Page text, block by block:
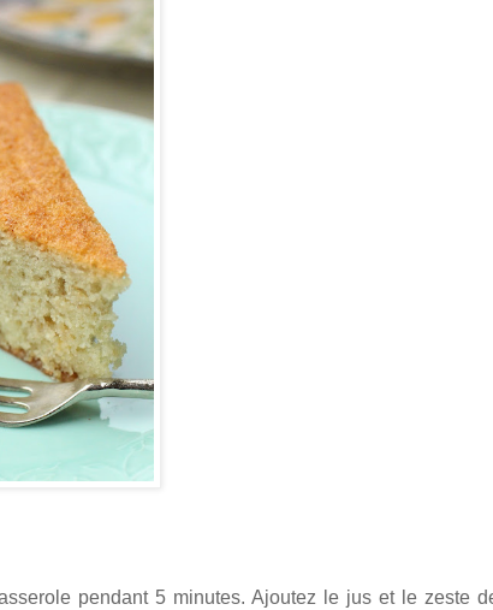
pendant 5 minutes. Ajoutez le jus et le zeste